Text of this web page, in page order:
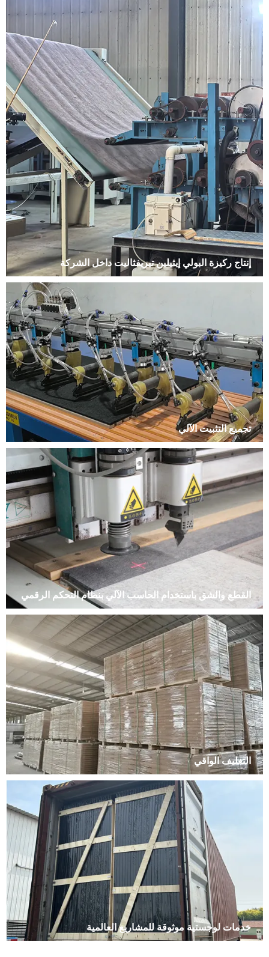
إنتاج ركيزة البولي إيثيلين تيريفثاليت داخل الشركة
تجميع التثبيت الآلي
القطع والشق باستخدام الحاسب الآلي بنظام التحكم الرقمي
التغليف الواقي
خدمات لوجستية موثوقة للمشاريع العالمية